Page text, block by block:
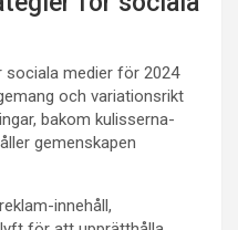
sociala medier för 2024
och variationsrikt
bakom kulisserna-
gemenskapen
innehåll,